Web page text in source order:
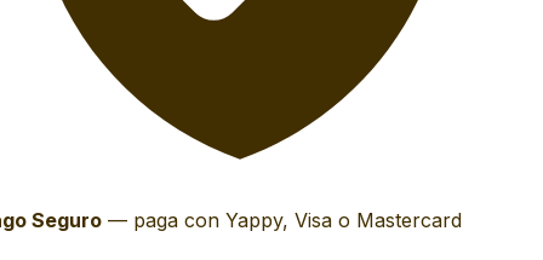
Seguro—paga con Yappy, Visa o Mastercard